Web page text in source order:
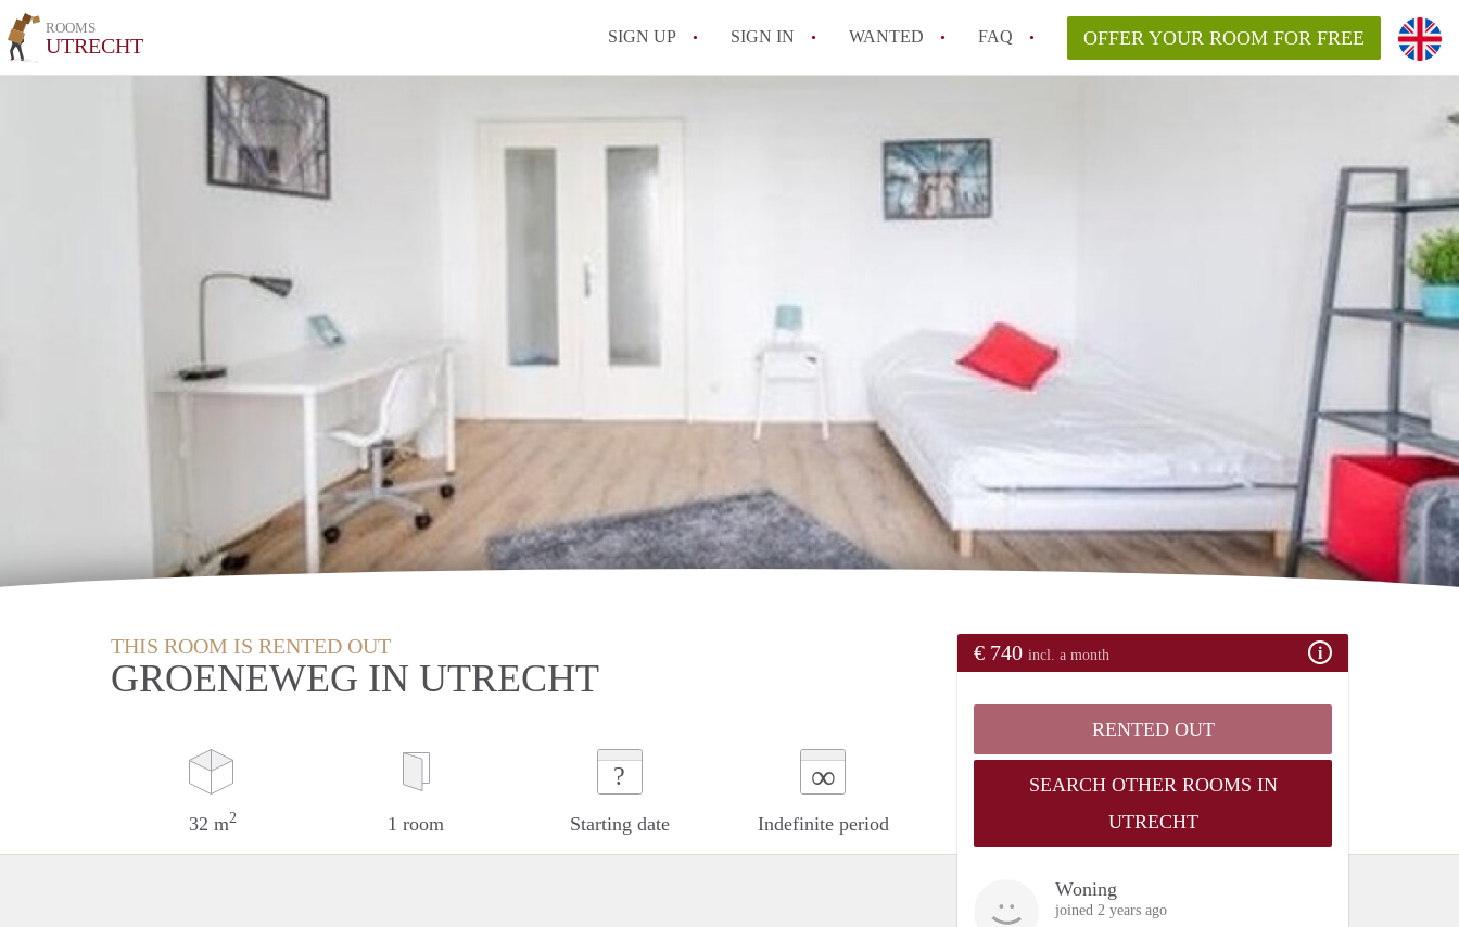
ROOMS
UTRECHT SIGN UP SIGN IN WANTED FAQ OFFER YOUR ROOM FOR FREE
THIS ROOM IS RENTED OUT
GROENEWEG IN UTRECHT
32 m2 1 room
?
Starting date
∞
Indefinite period
€ 740 incl. a month
RENTED OUT
SEARCH OTHER ROOMS IN
UTRECHT
Woning
joined 2 years ago